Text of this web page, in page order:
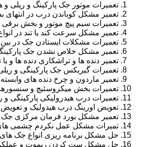
تعمیرات موتور جک پارکینگ و ریلی و
تعمیر مشکل کوباندن درب در
تعمیرات سیم پیچ موتور و بخش برقی
تعمیر مشکل سرعت کند یا تند در
تعمیرات مشکلات ایستادن جک در بین
تعمیر مشکل خلاص نشدن جک
تعمیر دنده ها و تراشکاری دنده ها و
تعمیرات گیربکس جک پارکینگی و
تعمیر ماردون و چرخ دنده های وابسته
تعمیرات بخش میکروسئیچ و
تعمیرات درب هیدرولیکی پارکینگی و
تعویض اورینگ درب هیدولیک و
تعمیر مشکل بورد فرمان مرکزی جک
تمیرات مشکل عمل نکردم چشمی
حل مشکل برنامه ریزی انواع جک های
حل مشکل ست کردن ریموت و عملکرد